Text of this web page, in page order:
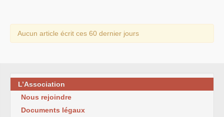
Aucun article écrit ces 60 dernier jours
L’Association
Nous rejoindre
Documents légaux